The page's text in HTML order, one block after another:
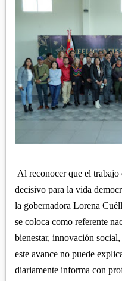
CAMPO
ARTE Y CULTURA
TURISMO
DEPORTES
LEGISLATIVO
CAPITAL
REGIÓN ORIENTE
HUAMANTLA
IXTENCO
TEQUEXQUITLA
TERRENATE
REGIÓN CENTRO-NORTE
APIZACO
TOCATLÁN
TLAXCO
REGIÓN CENTRO-SUR
APETATITLÁN
CONTLA
PANOTLA
REGIÓN PONIENTE
HUEYOTLIPAN
NACIONAL
TELEMEDIOS TV
Al reconocer que el
decisivo para la vida
la gobernadora Lorena
se coloca como referente
bienestar, innovación
este avance no puede
diariamente informa con